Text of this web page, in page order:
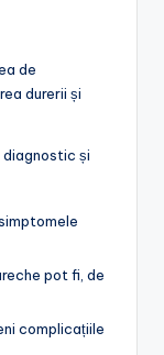
de
durerii și
diagnostic și
pot fi, de
complicațiile